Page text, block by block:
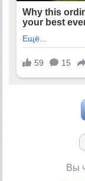
Вы